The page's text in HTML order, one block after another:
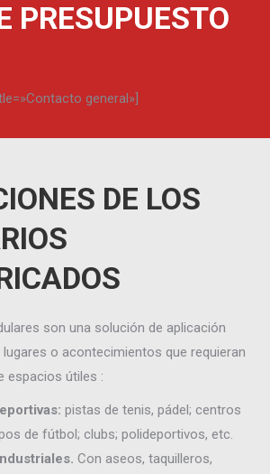
PRESUPUESTO
general»]
DE LOS
son una solución de aplicación
lugares o acontecimientos que requieran
espacios útiles :
pistas de tenis, pádel; centros
de fútbol; clubs; polideportivos, etc.
Con aseos, taquilleros,